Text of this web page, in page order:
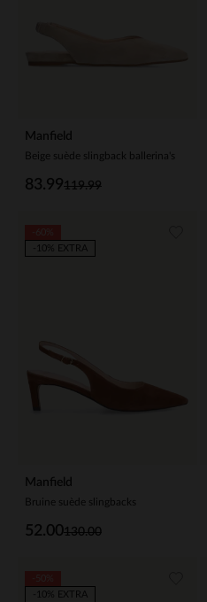
Manfield
Beige suède slingback ballerina's
119.99
83.99
Manfield
Bruine suède slingbacks
130.00
52.00
-10% EXTRA
-10% EXTRA